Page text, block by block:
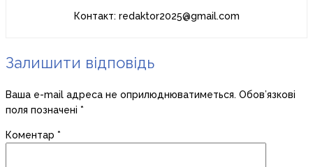
Контакт: redaktor2025@gmail.com
Залишити відповідь
Ваша e-mail адреса не оприлюднюватиметься. Обов’язкові
поля позначені *
Коментар *